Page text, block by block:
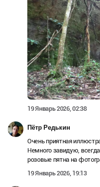
19 Январь 2026, 02:38
Пётр Редькин
Очень приятная
Немного завидую,
розовые пятна на
19 Январь 2026, 19:13